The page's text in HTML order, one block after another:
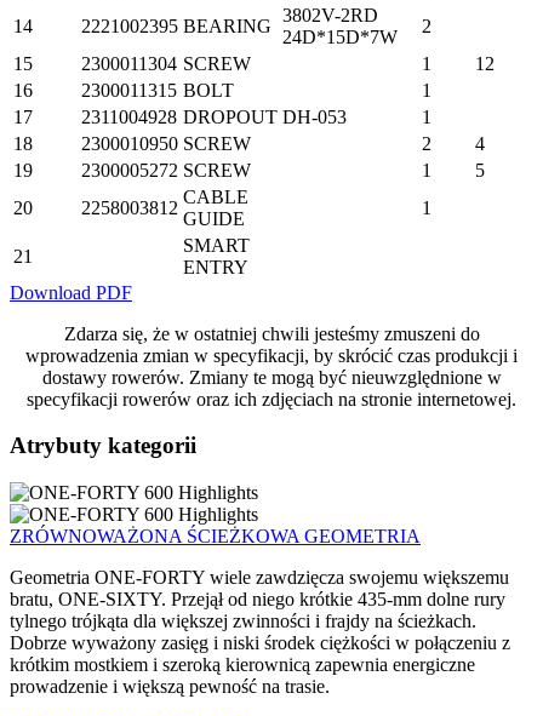
14
2221002395 BEARING
3802V-2RD
24D*15D*7W
2
15
2300011304 SCREW 1
12
16
2300011315 BOLT
1
17
2311004928 DROPOUT DH-053
1
18
2300010950 SCREW 2
4
19
2300005272 SCREW 1
5
20
2258003812
CABLE
GUIDE
1
21
SMART
ENTRY
Download PDF
Zdarza się, że w ostatniej chwili jesteśmy zmuszeni do
wprowadzenia zmian w specyfikacji, by skrócić czas produkcji i
dostawy rowerów. Zmiany te mogą być nieuwzględnione w
specyfikacji rowerów oraz ich zdjęciach na stronie internetowej.
Atrybuty kategorii
ZRÓWNOWAŻONA ŚCIEŻKOWA GEOMETRIA
Geometria ONE-FORTY wiele zawdzięcza swojemu większemu
bratu, ONE-SIXTY. Przejął od niego krótkie 435-mm dolne rury
tylnego trójkąta dla większej zwinności i frajdy na ścieżkach.
Dobrze wyważony zasięg i niski środek ciężkości w połączeniu z
krótkim mostkiem i szeroką kierownicą zapewnia energiczne
prowadzenie i większą pewność na trasie.